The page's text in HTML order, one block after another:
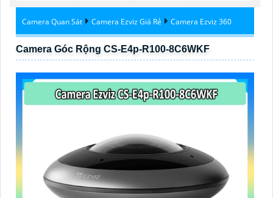
Camera Quan Sát Camera Ezviz Giá Rẻ Camera Ezviz 360
Camera Góc Rộng CS-E4p-R100-8C6WKF